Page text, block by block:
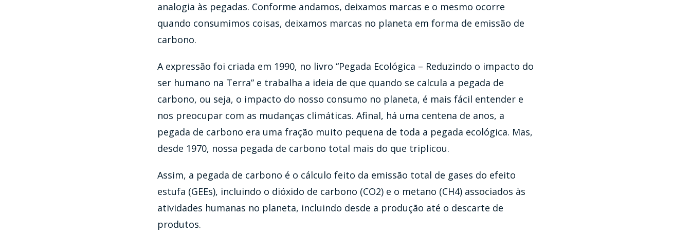
analogia às pegadas. Conforme andamos, deixamos marcas e o mesmo ocorre
quando consumimos coisas, deixamos marcas no planeta em forma de emissão de
carbono.
A expressão foi criada em 1990, no livro “Pegada Ecológica – Reduzindo o impacto do
ser humano na Terra” e trabalha a ideia de que quando se calcula a pegada de
carbono, ou seja, o impacto do nosso consumo no planeta, é mais fácil entender e
nos preocupar com as mudanças climáticas. Afinal, há uma centena de anos, a
pegada de carbono era uma fração muito pequena de toda a pegada ecológica. Mas,
desde 1970, nossa pegada de carbono total mais do que triplicou.
Assim, a pegada de carbono é o cálculo feito da emissão total de gases do efeito
estufa (GEEs), incluindo o dióxido de carbono (CO2) e o metano (CH4) associados às
atividades humanas no planeta, incluindo desde a produção até o descarte de
produtos.